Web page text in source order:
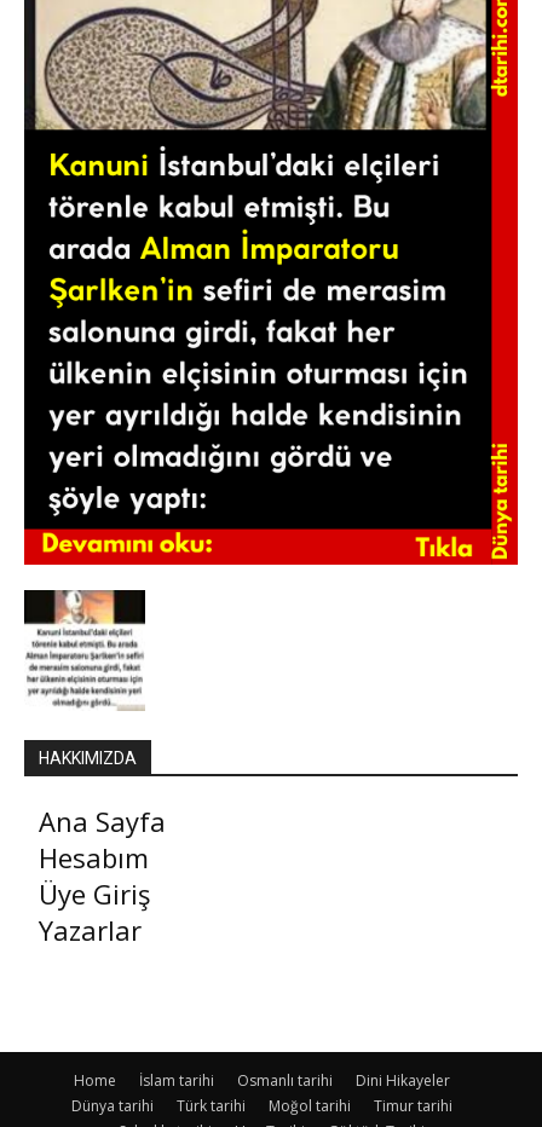
HAKKIMIZDA
Ana Sayfa
Hesabım
Üye Giriş
Yazarlar
Home İslam tarihi Osmanlı tarihi
Dini Hikayeler
Dünya tarihi
Türk tarihi Moğol tarihi
Timur tarihi